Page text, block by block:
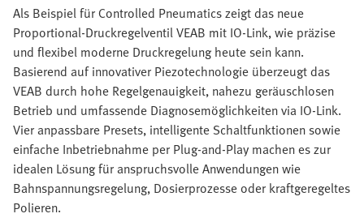
Als Beispiel für Controlled Pneumatics zeigt das neue
Proportional-Druckregelventil VEAB mit IO-Link, wie präzise
und flexibel moderne Druckregelung heute sein kann.
Basierend auf innovativer Piezotechnologie überzeugt das
VEAB durch hohe Regelgenauigkeit, nahezu geräuschlosen
Betrieb und umfassende Diagnosemöglichkeiten via IO-Link.
Vier anpassbare Presets, intelligente Schaltfunktionen sowie
einfache Inbetriebnahme per Plug-and-Play machen es zur
idealen Lösung für anspruchsvolle Anwendungen wie
Bahnspannungsregelung, Dosierprozesse oder kraftgeregeltes
Polieren.